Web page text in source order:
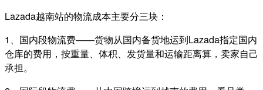
Lazada越南站的物流成本主要分三块：
1、国内段物流费——货物从国内备货地运到Lazada指定国内
仓库的费用，按重量、体积、发货量和运输距离算，卖家自己
承担。